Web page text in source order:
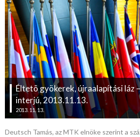
Éltetõ gyökerek, újraalapítási láz
interjú, 2013.11.13.
2013. 11. 13.
Deutsch Tamás, az MTK elnöke szerint a